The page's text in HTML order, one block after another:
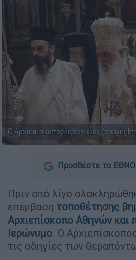
Ο Αρχιεπίσκοπος Ιερώνυμος
Προσθέστε το
Πριν από λίγο
επέμβαση τοποθέτησης
Αρχιεπίσκοπο Αθηνών και
Ιερώνυμο. Ο
τις οδηγίες των